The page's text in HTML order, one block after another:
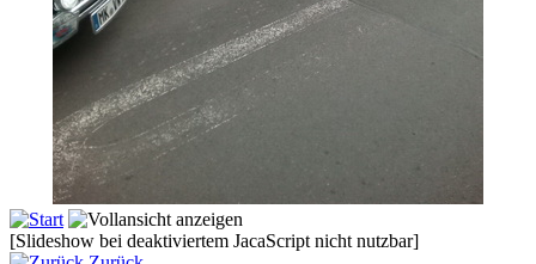
[Slideshow bei deaktiviertem JacaScript nicht nutzbar]